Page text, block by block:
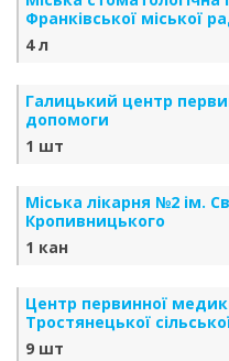
Франківської міської
4 л
Галицький центр
допомоги
1 шт
Міська лікарня №2 ім.
Кропивницького
1 кан
Центр первинної
Тростянецької
9 шт